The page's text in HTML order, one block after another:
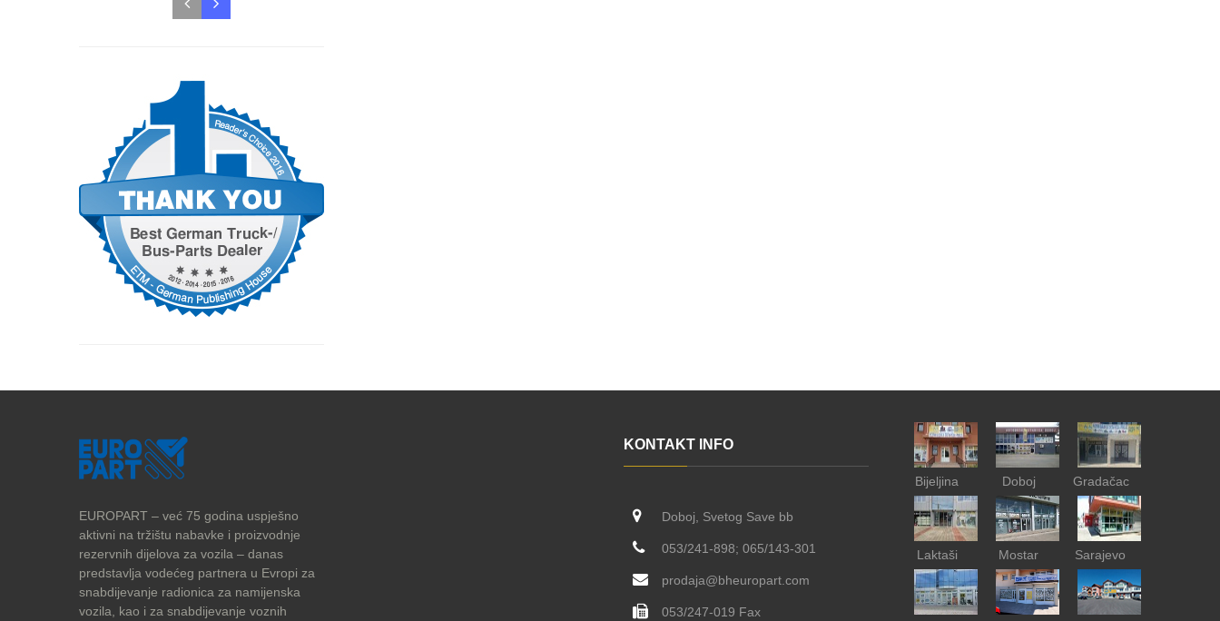
CIJENA NA UPIT
Radna lampa X-Spider 3
Radna lampa X-Spider 2
118.00 KM
Top za gume 25l 10 bara
CIJENA NA UPIT
SET radioničke lampe LED
125.30 KM
Hidraulični radapcigeri 5t / 20t / 50t
CIJENA NA UPIT
Kompresor zraka radionicki 980W 24 l
EUROPART – već 75 godina uspješno
aktivni na tržištu nabavke i proizvodnje
rezervnih dijelova za vozila – danas
predstavlja vodećeg partnera u Evropi za
snabdijevanje radionica za namijenska
vozila, kao i za snabdijevanje voznih
KONTAKT INFO
Doboj, Svetog Save bb
053/241-898; 065/143-301
prodaja@bheuropart.com
053/247-019 Fax
Bijeljina Doboj Gradačac
Laktaši Mostar Sarajevo